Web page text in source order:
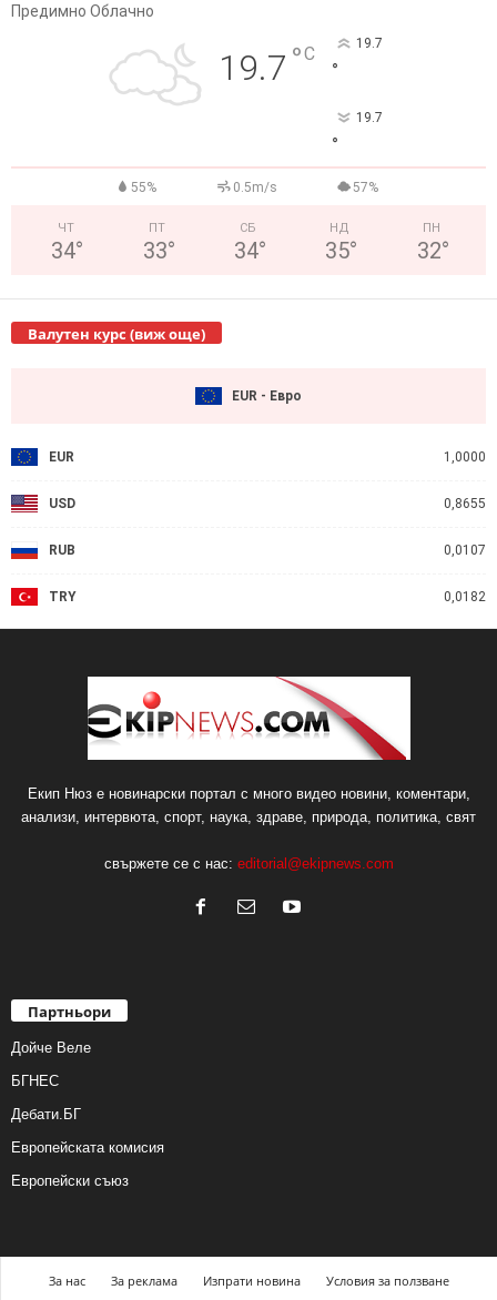
Предимно Облачно
19.7 °C 19.7
°
19.7
°
55% 0.5m/s 57%
ЧТ
34°
ПТ
33°
СБ
34°
НД
35°
ПН
32°
Валутен курс (виж още)
EUR - Евро
EUR 1,0000
USD 0,8655
RUB 0,0107
TRY 0,0182
Екип Нюз е новинарски портал с много видео новини, коментари,
анализи, интервюта, спорт, наука, здраве, природа, политика, свят
свържете се с нас: editorial@ekipnews.com
Партньори
Дойче Веле
БГНЕС
Дебати.БГ
Европейската комисия
Европейски съюз
За нас За реклама Изпрати новина
Условия за ползване